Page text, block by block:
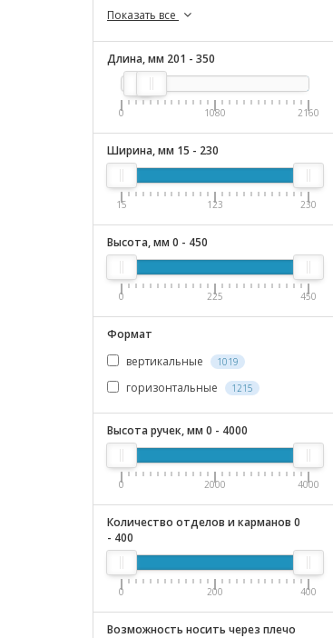
Показать все
Длина, мм 201 - 350
0 1080 2160
Ширина, мм 15 - 230
15 123 230
Высота, мм 0 - 450
0 225 450
Формат
вертикальные
1019
горизонтальные 1215
Высота ручек, мм 0 - 4000
0 2000 4000
Количество отделов и карманов 0
- 400
0 200 400
Возможность носить через плечо